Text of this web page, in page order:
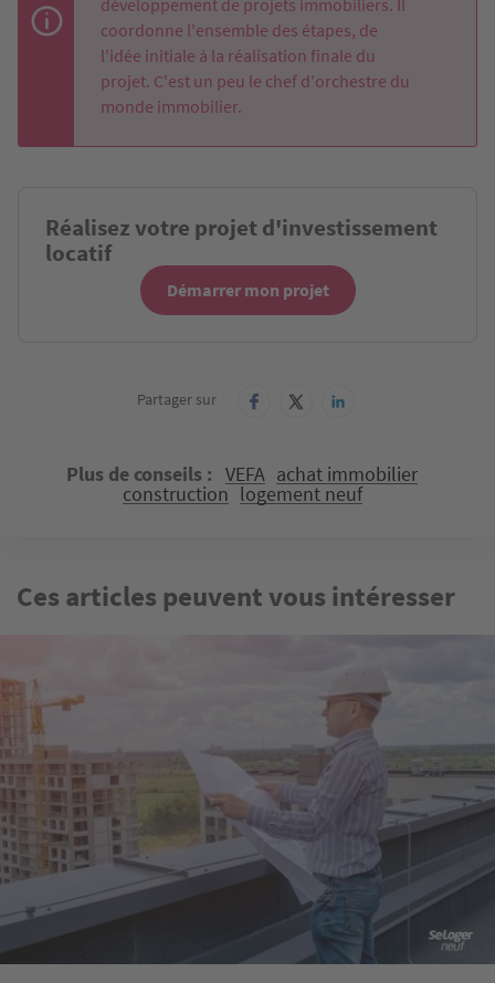
coordonne l'ensemble des étapes, de
l'idée initiale à la réalisation finale du
projet. C'est un peu le chef d'orchestre du
monde immobilier.
Réalisez votre projet d'investissement
locatif
Démarrer mon projet
Partager sur
Plus de conseils VEFA achat immobilier
construction logement neuf
Ces articles peuvent vous intéresser